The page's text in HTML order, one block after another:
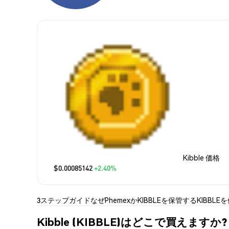
Kibble 価格
$0.00085142+2.40%
3ステップガイドなぜPhemexかKIBBLEを保管するKIBBLEを
Kibble (KIBBLE)はどこで買えますか?